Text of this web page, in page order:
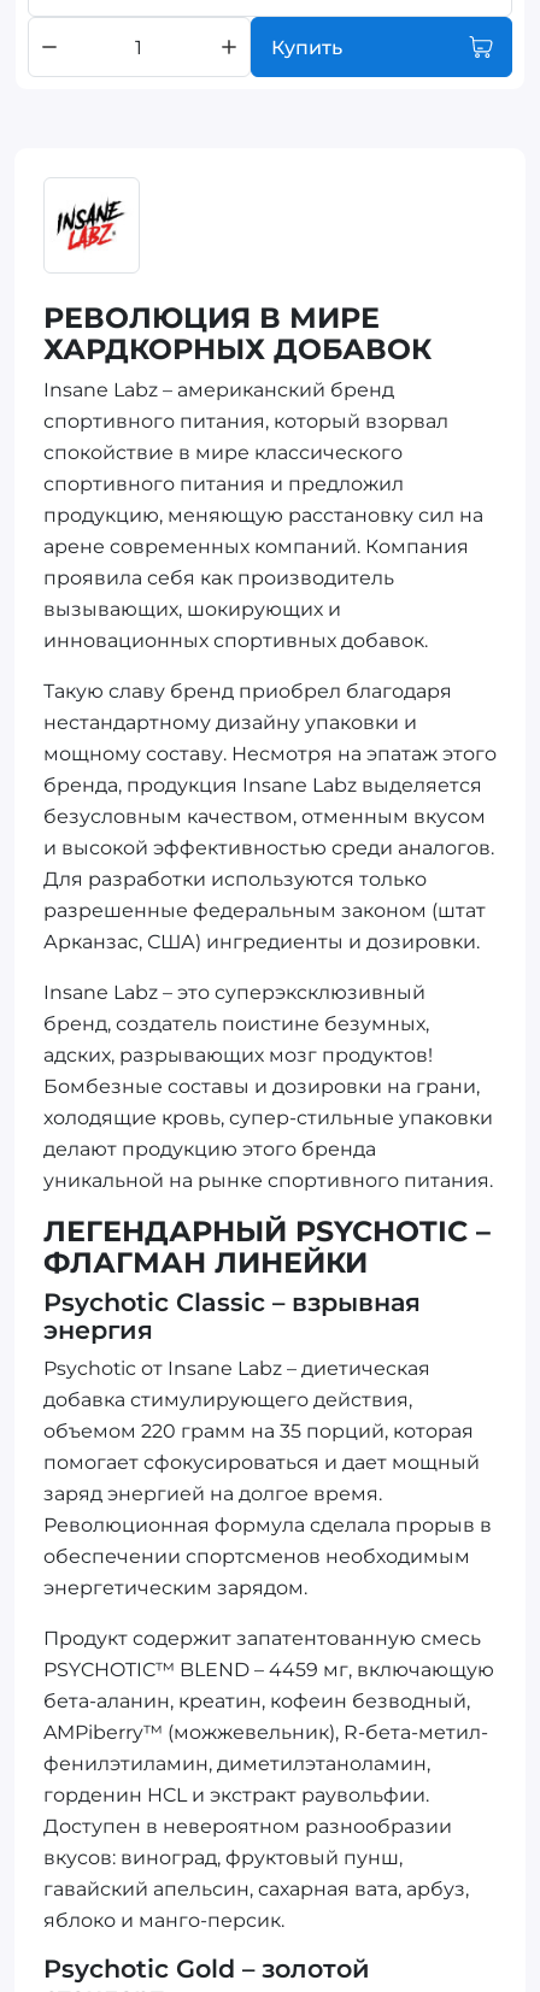
Купить
РЕВОЛЮЦИЯ В МИРЕ
ХАРДКОРНЫХ ДОБАВОК
Insane Labz – американский бренд
спортивного питания, который взорвал
спокойствие в мире классического
спортивного питания и предложил
продукцию, меняющую расстановку сил на
арене современных компаний. Компания
проявила себя как производитель
вызывающих, шокирующих и
инновационных спортивных добавок.
Такую славу бренд приобрел благодаря
нестандартному дизайну упаковки и
мощному составу. Несмотря на эпатаж этого
бренда, продукция Insane Labz выделяется
безусловным качеством, отменным вкусом
и высокой эффективностью среди аналогов.
Для разработки используются только
разрешенные федеральным законом (штат
Арканзас, США) ингредиенты и дозировки.
Insane Labz – это суперэксклюзивный
бренд, создатель поистине безумных,
адских, разрывающих мозг продуктов!
Бомбезные составы и дозировки на грани,
холодящие кровь, супер-стильные упаковки
делают продукцию этого бренда
уникальной на рынке спортивного питания.
ЛЕГЕНДАРНЫЙ PSYCHOTIC –
ФЛАГМАН ЛИНЕЙКИ
Psychotic Classic – взрывная
энергия
Psychotic от Insane Labz – диетическая
добавка стимулирующего действия,
объемом 220 грамм на 35 порций, которая
помогает сфокусироваться и дает мощный
заряд энергией на долгое время.
Революционная формула сделала прорыв в
обеспечении спортсменов необходимым
энергетическим зарядом.
Продукт содержит запатентованную смесь
PSYCHOTIC™ BLEND – 4459 мг, включающую
бета-аланин, креатин, кофеин безводный,
AMPiberry™ (можжевельник), R-бета-метил-
фенилэтиламин, диметилэтаноламин,
горденин HCL и экстракт раувольфии.
Доступен в невероятном разнообразии
вкусов: виноград, фруктовый пунш,
гавайский апельсин, сахарная вата, арбуз,
яблоко и манго-персик.
Psychotic Gold – золотой